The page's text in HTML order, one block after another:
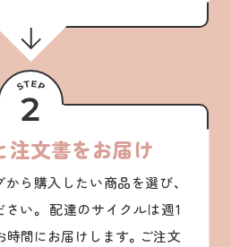
注文書をお届け
ら購入したい商品を選び、
い。 配達のサイクルは週1
時間にお届けします。ご注文